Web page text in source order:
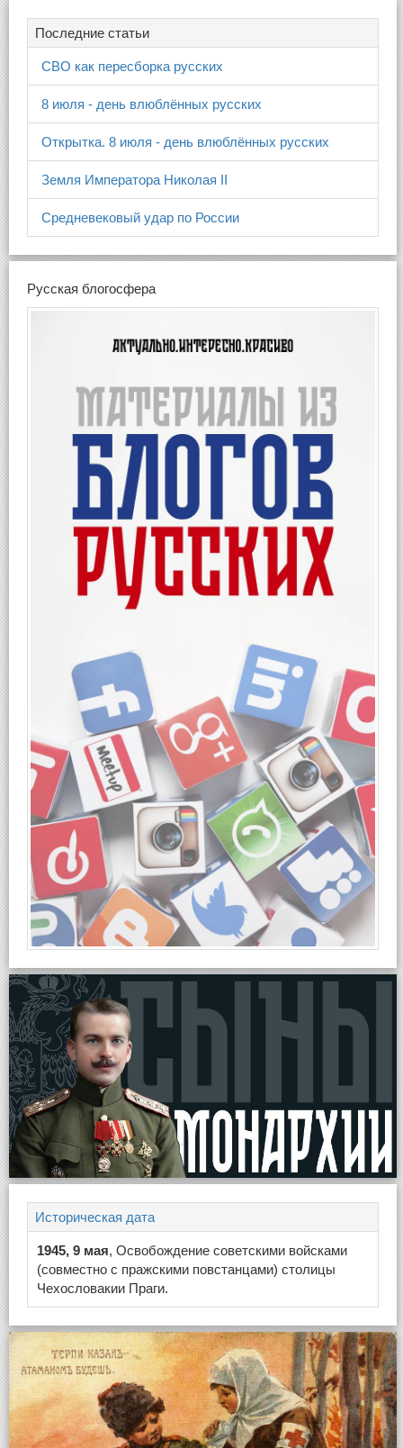
Последние статьи
СВО как пересборка русских
8 июля - день влюблённых русских
Открытка. 8 июля - день влюблённых русских
Земля Императора Николая II
Средневековый удар по России
Русская блогосфера
Историческая дата
1945, 9 мая, Освобождение советскими войсками
(совместно с пражскими повстанцами) столицы
Чехословакии Праги.